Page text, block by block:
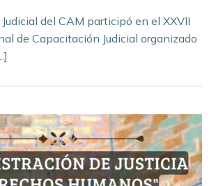
del CAM participó en el XXVII
de Capacitación Judicial organizado